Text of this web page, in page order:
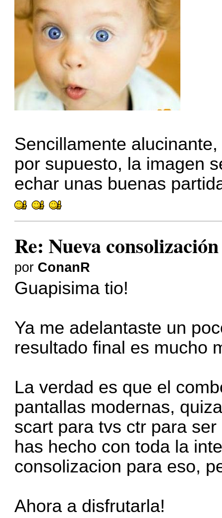
Sencillamente
por supuesto, la imagen
echar unas buenas
Re: Nueva
por ConanR
Guapisima tio!
Ya me adelantaste un
resultado final es mucho
La verdad es que el
pantallas modernas,
scart para tvs ctr para
has hecho con toda la
consolizacion para eso,
Ahora a disfrutarla!